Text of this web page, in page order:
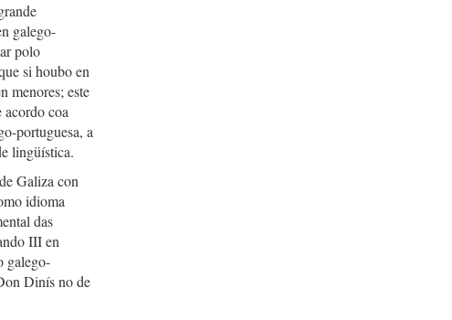
galego-
polo
si houbo en
menores; este
acordo coa
portuguesa, a
lingüística.
Galiza con
idioma
das
III en
galego-
Dinís no de